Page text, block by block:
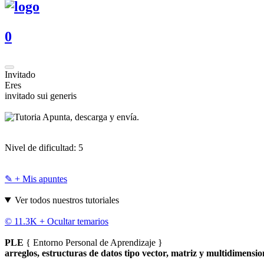
0
Invitado
Eres
invitado sui generis
Apunta, descarga y envía.
Nivel de dificultad: 5
✎ + Mis apuntes
Ver todos nuestros tutoriales
© 11.3K + Ocultar temarios
PLE { Entorno Personal de Aprendizaje }
arreglos, estructuras de datos tipo vector, matriz y